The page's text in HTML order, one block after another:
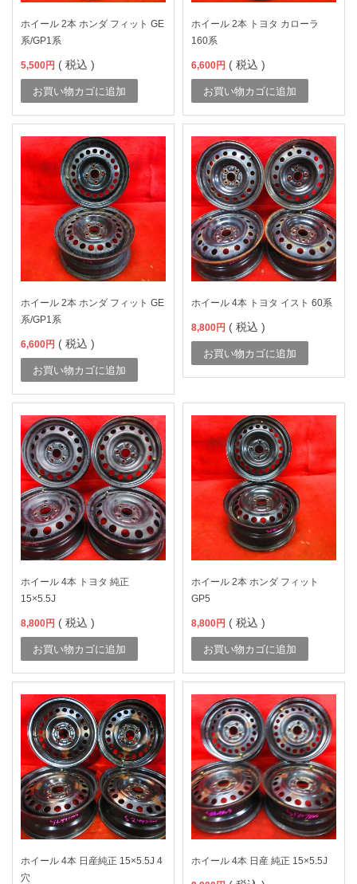
ホイール 2本 ホンダ フィット GE
系/GP1系
5,500円 ( 税込 )
お買い物カゴに追加
ホイール 2本 トヨタ カローラ
160系
6,600円 ( 税込 )
お買い物カゴに追加
ホイール 2本 ホンダ フィット GE
系/GP1系
6,600円 ( 税込 )
お買い物カゴに追加
ホイール 4本 トヨタ イスト 60系
8,800円 ( 税込 )
お買い物カゴに追加
ホイール 4本 トヨタ 純正
15×5.5J
8,800円 ( 税込 )
お買い物カゴに追加
ホイール 2本 ホンダ フィット
GP5
8,800円 ( 税込 )
お買い物カゴに追加
ホイール 4本 日産純正 15×5.5J 4
穴
ホイール 4本 日産 純正 15×5.5J